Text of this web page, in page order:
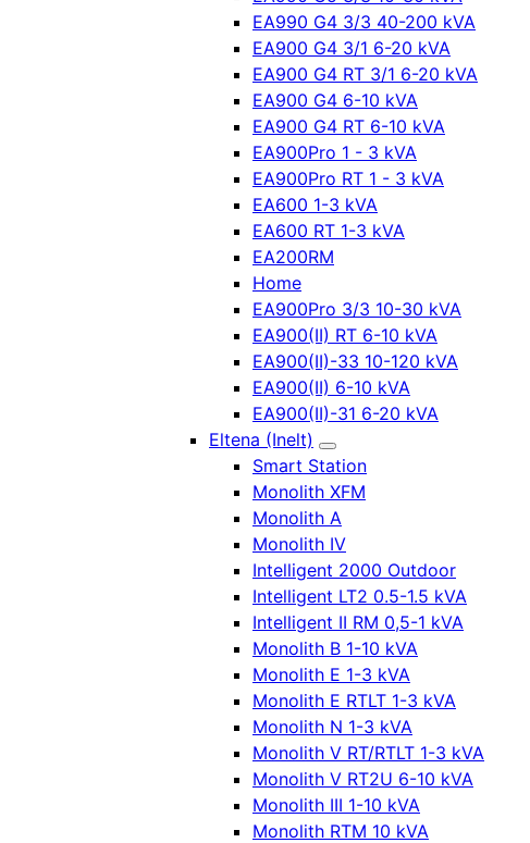
EA990 G4 3/3 40-200 kVA
EA900 G4 3/1 6-20 kVA
EA900 G4 RT 3/1 6-20 kVA
EA900 G4 6-10 kVA
EA900 G4 RT 6-10 kVA
EA900Pro 1 - 3 kVA
EA900Pro RT 1 - 3 kVA
EA600 1-3 kVA
EA600 RT 1-3 kVA
EA200RM
Home
EA900Pro 3/3 10-30 kVA
EA900(II) RT 6-10 kVA
EA900(II)-33 10-120 kVA
EA900(II) 6-10 kVA
EA900(II)-31 6-20 kVA
Eltena (Inelt)
Smart Station
Monolith XFM
Monolith A
Monolith IV
Intelligent 2000 Outdoor
Intelligent LT2 0.5-1.5 kVA
Intelligent II RM 0,5-1 kVA
Monolith B 1-10 kVA
Monolith E 1-3 kVA
Monolith E RTLT 1-3 kVA
Monolith N 1-3 kVA
Monolith V RT/RTLT 1-3 kVA
Monolith V RT2U 6-10 kVA
Monolith III 1-10 kVA
Monolith RTM 10 kVA